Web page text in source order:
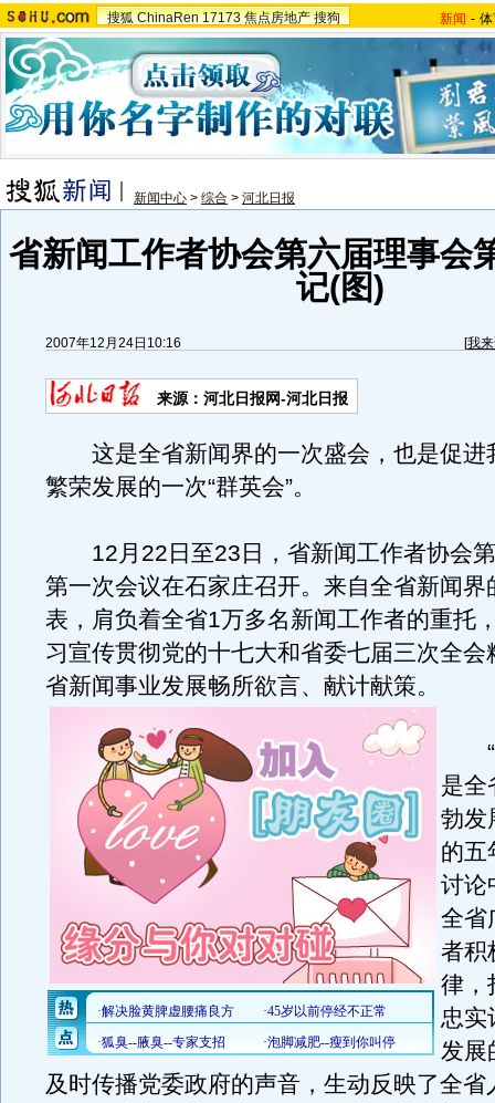
搜狐 ChinaRen 17173 焦点房地产 搜狗 新闻 -
新闻中心 > 综合 > 河北日报
省新闻工作者协会第六届理事会
记(图)
2007年12月24日10:16 [我
来源：河北日报网-河北日报
这是全省新闻界的一次盛会，也是促进
繁荣发展的一次“群英会”。
12月22日至23日，省新闻工作者协会
第一次会议在石家庄召开。来自全省新闻界
表，肩负着全省1万多名新闻工作者的重托
习宣传贯彻党的十七大和省委七届三次全会
省新闻事业发展畅所欲言、献计献策。
“
是全
勃发
的五
讨论
全省
者积
律，
忠实
发展
及时传播党委政府的声音，生动反映了全省